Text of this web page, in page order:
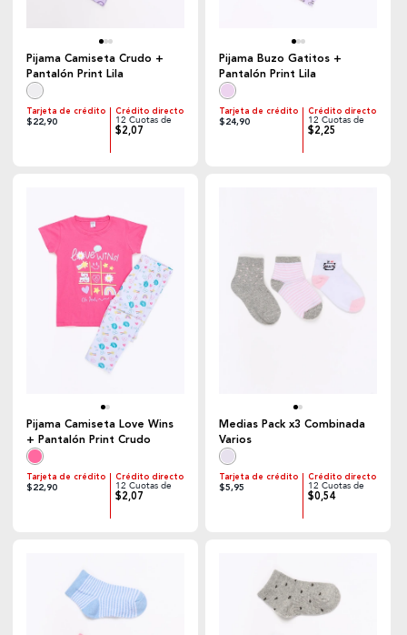
Pijama Camiseta Crudo +
Pantalón Print Lila
Tarjeta de crédito
$22,90
Crédito directo
12 Cuotas de
$2,07
Pijama Buzo Gatitos +
Pantalón Print Lila
Tarjeta de crédito
$24,90
Crédito directo
12 Cuotas de
$2,25
Pijama Camiseta Love Wins
+ Pantalón Print Crudo
Tarjeta de crédito
$22,90
Crédito directo
12 Cuotas de
$2,07
Medias Pack x3 Combinada
Varios
Tarjeta de crédito
$5,95
Crédito directo
12 Cuotas de
$0,54